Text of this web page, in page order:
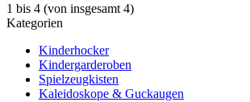
1 bis 4 (von insgesamt 4)
Kategorien
Kinderhocker
Kindergarderoben
Spielzeugkisten
Kaleidoskope & Guckaugen